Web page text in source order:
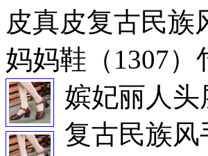
皮真皮复古民族
妈妈鞋（1307）
嫔妃丽人
复古民族